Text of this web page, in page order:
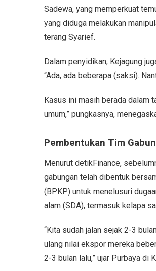
Sadewa, yang memperkuat
yang diduga melakukan
terang Syarief.
Dalam penyidikan, Kejagung
“Ada, ada beberapa (saksi).
Kasus ini masih berada dalam
umum,” pungkasnya,
Pembentukan Tim
Menurut detikFinance,
gabungan telah dibentuk
(BPKP) untuk menelusuri
alam (SDA), termasuk kelapa
“Kita sudah jalan sejak 2-3
ulang nilai ekspor mereka
2-3 bulan lalu,” ujar Purbaya